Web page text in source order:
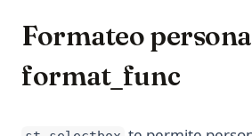
Formateo
format_func